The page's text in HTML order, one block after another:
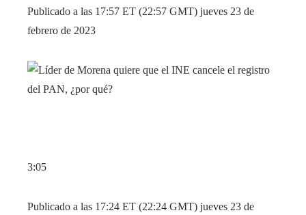
Publicado a las 17:57 ET (22:57 GMT) jueves 23 de
febrero de 2023
3:05
Publicado a las 17:24 ET (22:24 GMT) jueves 23 de